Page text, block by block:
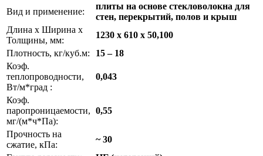
Вид и применение:
плиты на основе стекловолокна для
стен, перекрытий, полов и крыш
Длина х Ширина х
Толщины, мм:
1230 х 610 х 50,100
Плотность, кг/куб.м:
15 – 18
Коэф.
теплопроводности,
Вт/м*град :
0,043
Коэф.
паропроницаемости,
мг/(м*ч*Па):
0,55
Прочность на
сжатие, кПа:
~ 30